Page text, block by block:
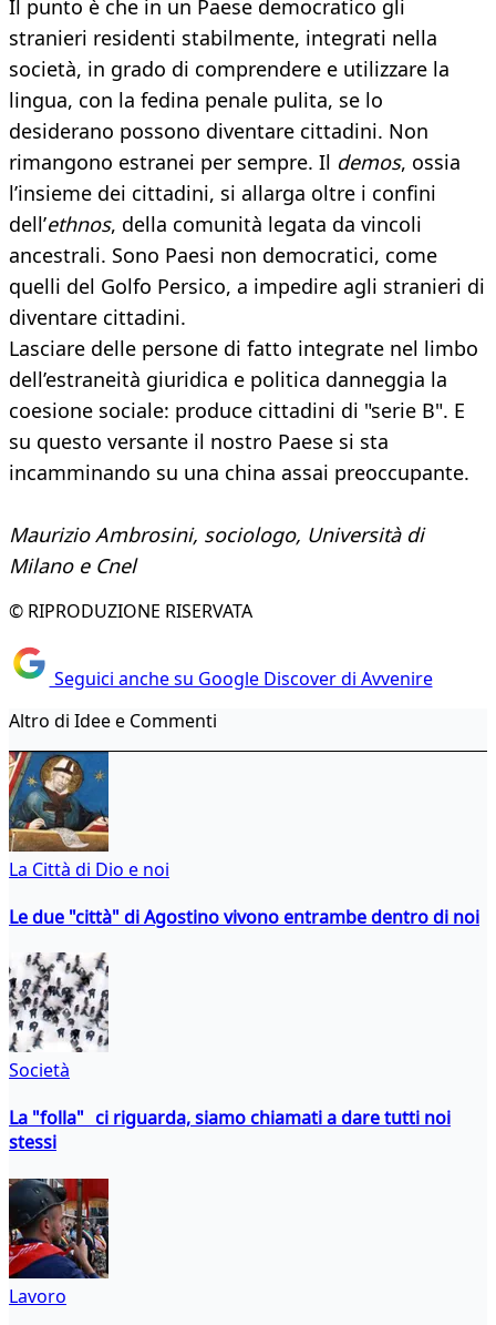
Il punto è che in un Paese democratico gli
stranieri residenti stabilmente, integrati nella
società, in grado di comprendere e utilizzare la
lingua, con la fedina penale pulita, se lo
desiderano possono diventare cittadini. Non
rimangono estranei per sempre. Il demos, ossia
l’insieme dei cittadini, si allarga oltre i confini
dell’ethnos, della comunità legata da vincoli
ancestrali. Sono Paesi non democratici, come
quelli del Golfo Persico, a impedire agli stranieri di
diventare cittadini.
Lasciare delle persone di fatto integrate nel limbo
dell’estraneità giuridica e politica danneggia la
coesione sociale: produce cittadini di "serie B". E
su questo versante il nostro Paese si sta
incamminando su una china assai preoccupante.
Maurizio Ambrosini, sociologo, Università di
Milano e Cnel
© RIPRODUZIONE RISERVATA
Seguici anche su Google Discover di Avvenire
Altro di Idee e Commenti
La Città di Dio e noi
Le due "città" di Agostino vivono entrambe dentro di noi
Società
La "folla" ci riguarda, siamo chiamati a dare tutti noi
stessi
Lavoro